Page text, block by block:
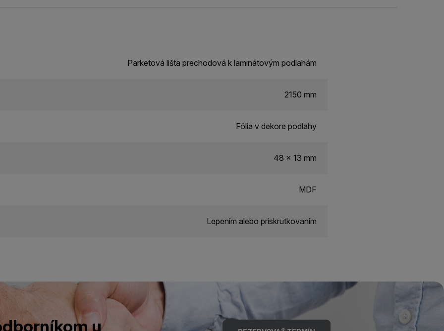
Parketová lišta prechodová k laminátovým podlahám
2150 mm
Fólia v dekore podlahy
48 x 13 mm
MDF
Lepením alebo priskrutkovaním
u